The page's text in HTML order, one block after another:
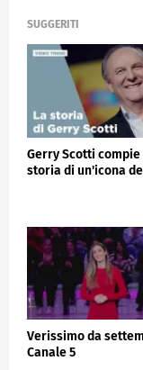
SUGGERITI
Gerry Scotti compie
storia di un'icona
Verissimo da
Canale 5